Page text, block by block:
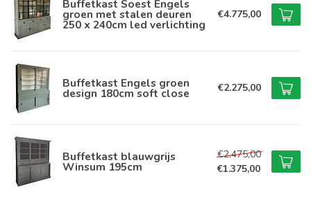
Buffetkast Soest Engels
groen met stalen deuren
250 x 240cm led verlichting
€4.775,00
Buffetkast Engels groen
design 180cm soft close €2.275,00
Buffetkast blauwgrijs
Winsum 195cm
€2.475,00
€1.375,00